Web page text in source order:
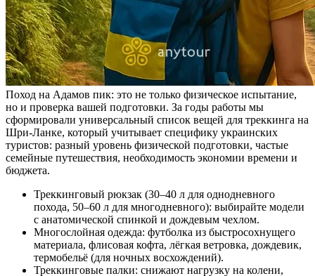
Поход на Адамов пик: это не только физическое испытание,
но и проверка вашей подготовки. За годы работы мы
сформировали универсальный список вещей для треккинга на
Шри-Ланке, который учитывает специфику украинских
туристов: разный уровень физической подготовки, частые
семейные путешествия, необходимость экономии времени и
бюджета.
Треккинговый рюкзак (30–40 л для однодневного
похода, 50–60 л для многодневного): выбирайте модели
с анатомической спинкой и дождевым чехлом.
Многослойная одежда: футболка из быстросохнущего
материала, флисовая кофта, лёгкая ветровка, дождевик,
термобельё (для ночных восхождений).
Треккинговые палки: снижают нагрузку на колени,